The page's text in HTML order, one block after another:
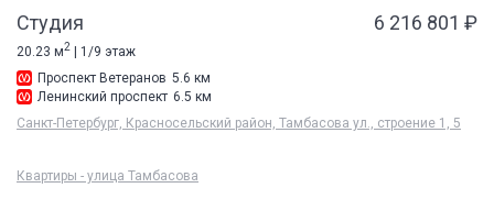
Студия 6 216 801 ₽
20.23 м2
| 1/9 этаж
Проспект Ветеранов 5.6 км
Ленинский проспект 6.5 км
Санкт-Петербург, Красносельский район, Тамбасова ул., строение 1, 5
Квартиры - улица Тамбасова